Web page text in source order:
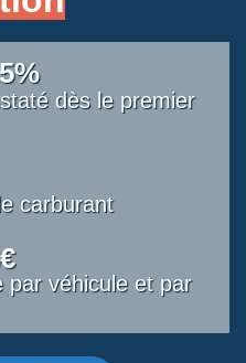
dès le premier
carburant
par véhicule et par